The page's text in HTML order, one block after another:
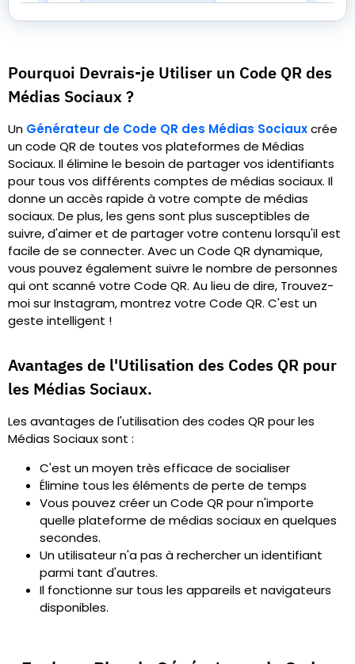
Pourquoi Devrais-je Utiliser un Code QR des
Médias Sociaux ?
Un Générateur de Code QR des Médias Sociauxcrée
un code QR de toutes vos plateformes de Médias
Sociaux. Il élimine le besoin de partager vos identifiants
pour tous vos différents comptes de médias sociaux. Il
donne un accès rapide à votre compte de médias
sociaux. De plus, les gens sont plus susceptibles de
suivre, d'aimer et de partager votre contenu lorsqu'il est
facile de se connecter. Avec un Code QR dynamique,
vous pouvez également suivre le nombre de personnes
qui ont scanné votre Code QR. Au lieu de dire, Trouvez-
moi sur Instagram, montrez votre Code QR. C'est un
geste intelligent !
Avantages de l'Utilisation des Codes QR pour
les Médias Sociaux.
Les avantages de l'utilisation des codes QR pour les
Médias Sociaux sont :
C'est un moyen très efficace de socialiser
Élimine tous les éléments de perte de temps
Vous pouvez créer un Code QR pour n'importe
quelle plateforme de médias sociaux en quelques
secondes.
Un utilisateur n'a pas à rechercher un identifiant
parmi tant d'autres.
Il fonctionne sur tous les appareils et navigateurs
disponibles.